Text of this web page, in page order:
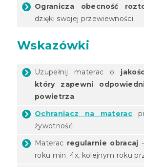
Ogranicza obecność
dzięki swojej przewiewności
Wskazówki
Uzupełnij materac o
który zapewni
powietrza
Ochraniacz na materac
żywotność
Materac regularnie obracaj
roku min. 4x, kolejnym roku